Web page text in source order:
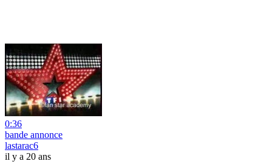
0:36
bande annonce
lastarac6
il y a 20 ans